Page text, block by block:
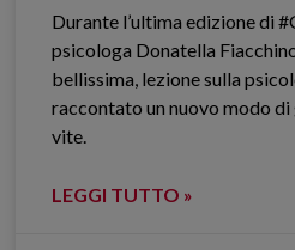
Durante l’ultima edizione di
psicologa Donatella
bellissima, lezione sulla
raccontato un nuovo modo
vite.
LEGGI TUTTO »